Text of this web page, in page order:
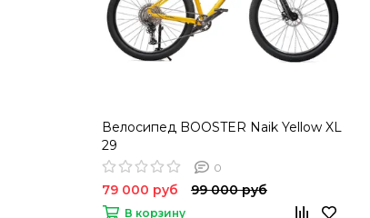
Велосипед BOOSTER Naik Yellow XL
29
0
79 000 руб 99 000 руб
В корзину